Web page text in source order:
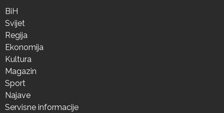
BiH
Svijet
Regija
Ekonomija
Kultura
Magazin
Sport
Najave
Servisne informacije